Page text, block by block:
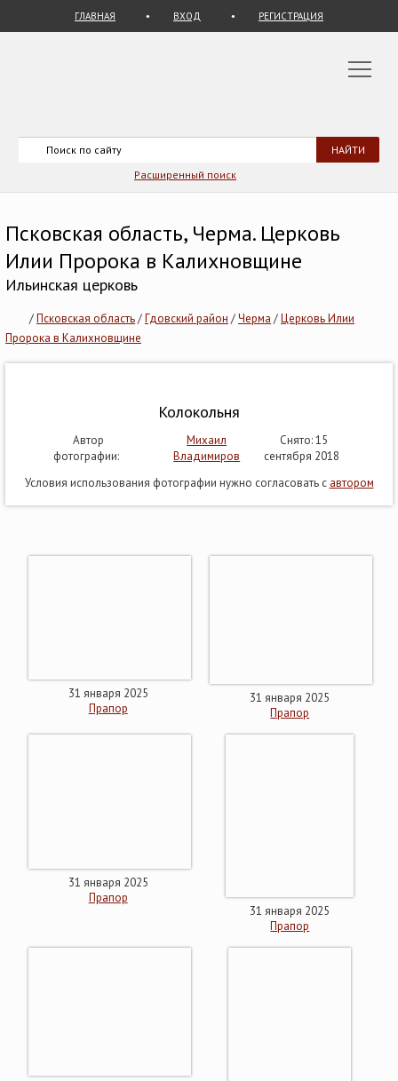
ГЛАВНАЯ ВХОД РЕГИСТРАЦИЯ
Расширенный поиск
Псковская область, Черма. Церковь
Илии Пророка в Калихновщине
Ильинская церковь
/Псковская область/Гдовский район /Черма /Церковь Илии
Пророка в Калихновщине
Колокольня
Автор
фотографии:
Михаил
Владимиров
Снято: 15
сентября 2018
Условия использования фотографии нужно согласовать с автором
31 января 2025
Прапор
31 января 2025
Прапор
31 января 2025
Прапор
31 января 2025
Прапор